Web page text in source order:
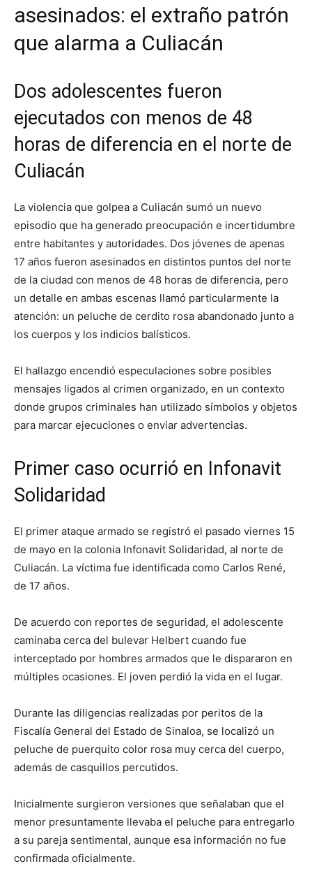
asesinados: el extraño patrón
que alarma a Culiacán
Dos adolescentes fueron
ejecutados con menos de 48
horas de diferencia en el norte de
Culiacán
La violencia que golpea a Culiacán sumó un nuevo
episodio que ha generado preocupación e incertidumbre
entre habitantes y autoridades. Dos jóvenes de apenas
17 años fueron asesinados en distintos puntos del norte
de la ciudad con menos de 48 horas de diferencia, pero
un detalle en ambas escenas llamó particularmente la
atención: un peluche de cerdito rosa abandonado junto a
los cuerpos y los indicios balísticos.
El hallazgo encendió especulaciones sobre posibles
mensajes ligados al crimen organizado, en un contexto
donde grupos criminales han utilizado símbolos y objetos
para marcar ejecuciones o enviar advertencias.
Primer caso ocurrió en Infonavit
Solidaridad
El primer ataque armado se registró el pasado viernes 15
de mayo en la colonia Infonavit Solidaridad, al norte de
Culiacán. La víctima fue identificada como Carlos René,
de 17 años.
De acuerdo con reportes de seguridad, el adolescente
caminaba cerca del bulevar Helbert cuando fue
interceptado por hombres armados que le dispararon en
múltiples ocasiones. El joven perdió la vida en el lugar.
Durante las diligencias realizadas por peritos de la
Fiscalía General del Estado de Sinaloa, se localizó un
peluche de puerquito color rosa muy cerca del cuerpo,
además de casquillos percutidos.
Inicialmente surgieron versiones que señalaban que el
menor presuntamente llevaba el peluche para entregarlo
a su pareja sentimental, aunque esa información no fue
confirmada oficialmente.